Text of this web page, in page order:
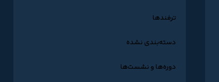
ترفندها
دسته‌بندی نشده
دوره‌ها و نشست‌ها